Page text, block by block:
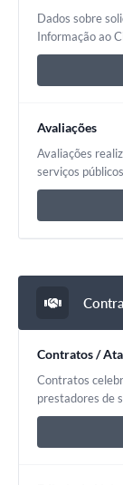
Dados sobre
Informação ao
Avaliações
Avaliações
serviços
Contratos /
Contratos
prestadores de